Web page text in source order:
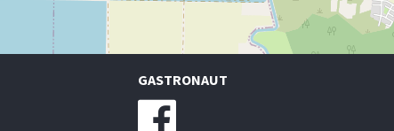
GASTRONAUT